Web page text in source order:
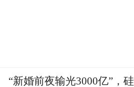
“新婚前夜输光3000亿”，硅